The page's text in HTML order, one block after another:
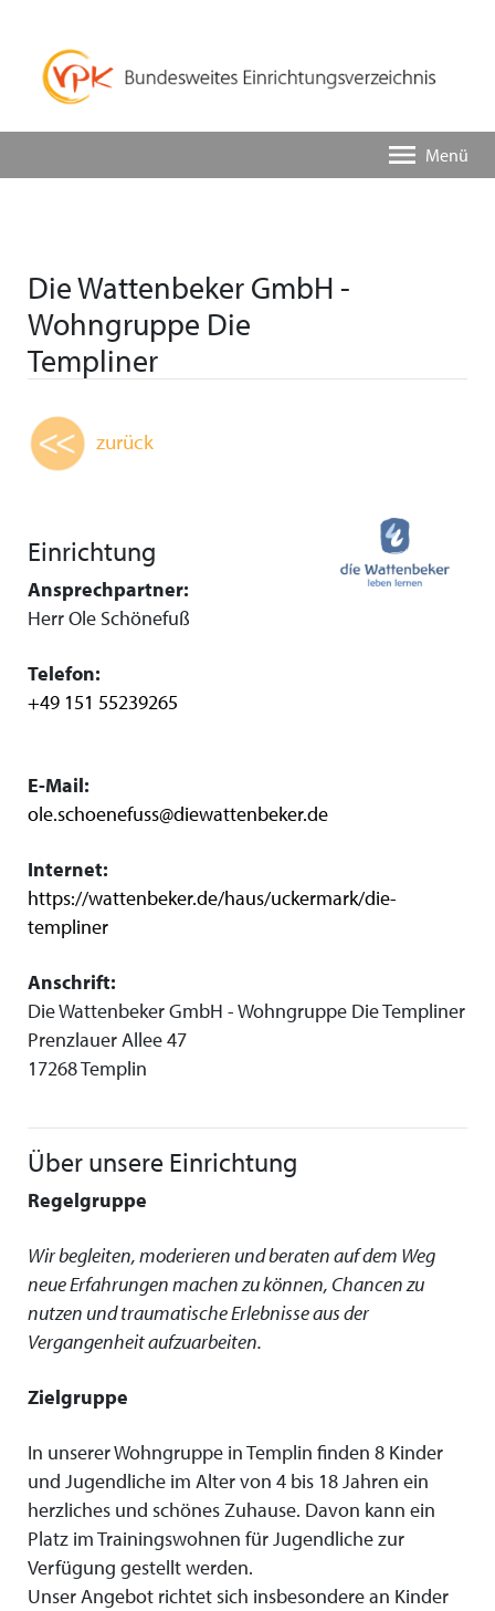
Menü
Die Wattenbeker GmbH -
Wohngruppe Die
Templiner
zurück
Einrichtung
Ansprechpartner:
Herr Ole Schönefuß
Telefon:
+49 151 55239265
E-Mail:
ole.schoenefuss@diewattenbeker.de
Internet:
https://wattenbeker.de/haus/uckermark/die-
templiner
Anschrift:
Die Wattenbeker GmbH - Wohngruppe Die Templiner
Prenzlauer Allee 47
17268 Templin
Über unsere Einrichtung
Regelgruppe
Wir begleiten, moderieren und beraten auf dem Weg
neue Erfahrungen machen zu können, Chancen zu
nutzen und traumatische Erlebnisse aus der
Vergangenheit aufzuarbeiten.
Zielgruppe
In unserer Wohngruppe in Templin finden 8 Kinder
und Jugendliche im Alter von 4 bis 18 Jahren ein
herzliches und schönes Zuhause. Davon kann ein
Platz im Trainingswohnen für Jugendliche zur
Verfügung gestellt werden.
Unser Angebot richtet sich insbesondere an Kinder